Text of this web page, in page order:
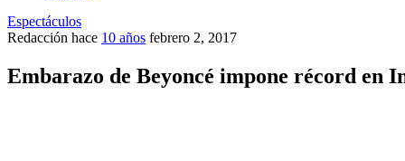
Espectáculos
Redacción hace 10 años febrero 2, 2017
Embarazo de Beyoncé impone récord en